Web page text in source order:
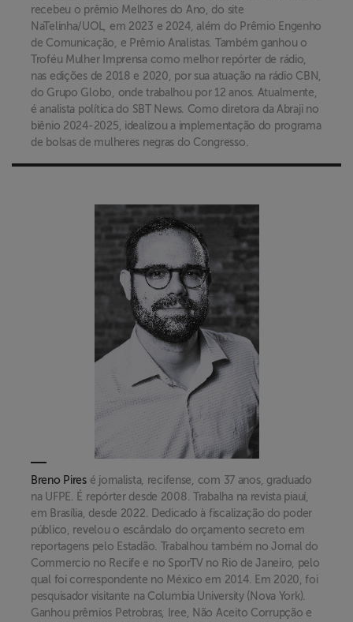
recebeu o prêmio Melhores do Ano, do site
NaTelinha/UOL, em 2023 e 2024, além do Prêmio Engenho
de Comunicação, e Prêmio Analistas. Também ganhou o
Troféu Mulher Imprensa como melhor repórter de rádio,
nas edições de 2018 e 2020, por sua atuação na rádio CBN,
do Grupo Globo, onde trabalhou por 12 anos. Atualmente,
é analista política do SBT News. Como diretora da Abraji no
biênio 2024-2025, idealizou a implementação do programa
de bolsas de mulheres negras do Congresso.
Breno Piresé jornalista, recifense, com 37 anos, graduado
na UFPE. É repórter desde 2008. Trabalha na revista piauí,
em Brasília, desde 2022. Dedicado à fiscalização do poder
público, revelou o escândalo do orçamento secreto em
reportagens pelo Estadão. Trabalhou também no Jornal do
Commercio no Recife e no SporTV no Rio de Janeiro, pelo
qual foi correspondente no México em 2014. Em 2020, foi
pesquisador visitante na Columbia University (Nova York).
Ganhou prêmios Petrobras, Iree, Não Aceito Corrupção e